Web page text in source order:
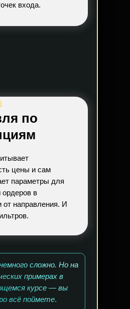
входа.
сложно. Но на
примерах в
курсе — вы
всё поймете.
цены и сам
параметры для
ордеров в
от направления. И
по